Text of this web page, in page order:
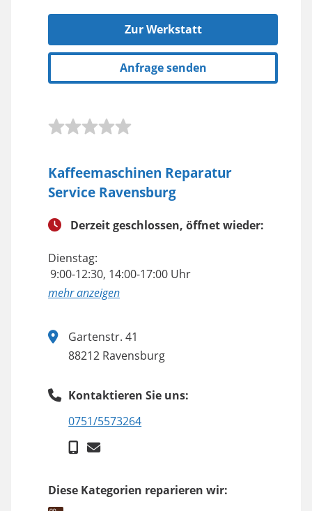
Zur Werkstatt
Anfrage senden
Kaffeemaschinen Reparatur
Service Ravensburg
Derzeit geschlossen, öffnet wieder:
Dienstag:
9:00-12:30, 14:00-17:00 Uhr
anzeigen
Gartenstr. 41
88212 Ravensburg
Kontaktieren Sie uns:
0751/5573264
Diese Kategorien reparieren wir: